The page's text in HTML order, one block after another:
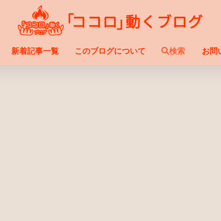
新着記事一覧 このブログについて 検索 お問